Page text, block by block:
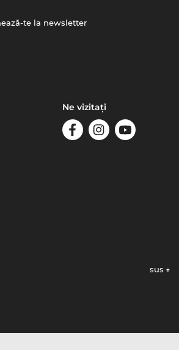
te la newsletter
Ne vizitați
sus